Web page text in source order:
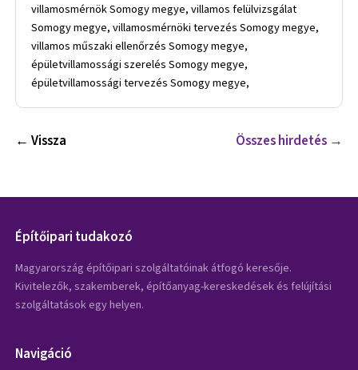
villamosmérnök Somogy megye, villamos felülvizsgálat
Somogy megye, villamosmérnöki tervezés Somogy megye,
villamos műszaki ellenőrzés Somogy megye,
épületvillamossági szerelés Somogy megye,
épületvillamossági tervezés Somogy megye,
← Vissza Összes hirdetés →
Építőipari tudakozó
Magyarország építőipari szolgáltatóinak átfogó keresője.
Kivitelezők, szakemberek, építőanyag-kereskedések és felújítási
szolgáltatások egy helyen.
Navigáció